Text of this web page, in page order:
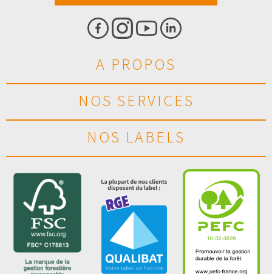
A PROPOS
NOS SERVICES
NOS LABELS